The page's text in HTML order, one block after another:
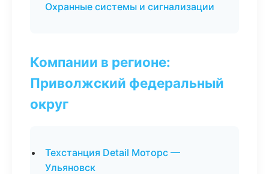
Охранные системы и сигнализации
Компании в регионе:
Приволжский федеральный
округ
Техстанция Detail Моторс —
Ульяновск